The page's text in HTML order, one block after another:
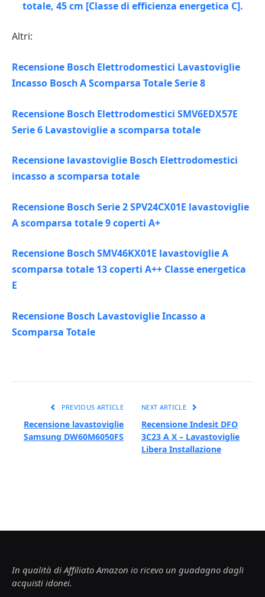
Altri:
Recensione Bosch Elettrodomestici Lavastoviglie
Incasso Bosch A Scomparsa Totale Serie 8
Recensione Bosch Elettrodomestici SMV6EDX57E
Serie 6 Lavastoviglie a scomparsa totale
Recensione lavastoviglie Bosch Elettrodomestici
incasso a scomparsa totale
Recensione Bosch Serie 2 SPV24CX01E lavastoviglie
A scomparsa totale 9 coperti A+
Recensione Bosch SMV46KX01E lavastoviglie A
scomparsa totale 13 coperti A++ Classe energetica
E
Recensione Bosch Lavastoviglie Incasso a
Scomparsa Totale
PREVIOUS ARTICLE
Recensione lavastoviglie
Samsung DW60M6050FS
NEXT ARTICLE
Recensione Indesit DFO
3C23 A X – Lavastoviglie
Libera Installazione
In qualità di Affiliato Amazon io ricevo un guadagno dagli
acquisti idonei.